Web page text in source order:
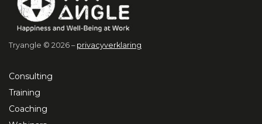
Tryangle © 2026 – privacyverklaring
Consulting
Training
Coaching